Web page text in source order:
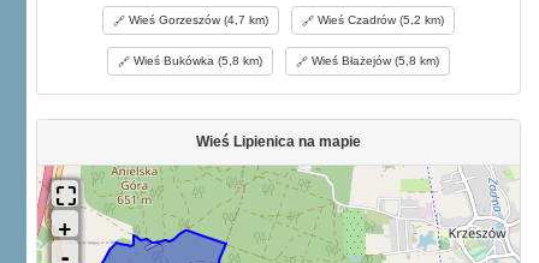
Wieś Gorzeszów (4,7 km) Wieś Czadrów (5,2 km)
Wieś Bukówka (5,8 km) Wieś Błażejów (5,8 km)
Wieś Lipienica na mapie